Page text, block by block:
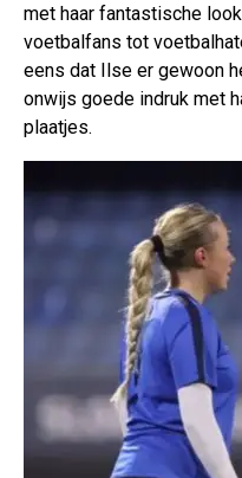
met haar fantastische
voetbalfans tot
eens dat Ilse er gewoon
onwijs goede indruk met
plaatjes.